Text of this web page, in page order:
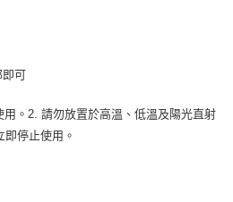
即可
。2. 請勿放置於高溫、低溫及陽光直射
停止使用。